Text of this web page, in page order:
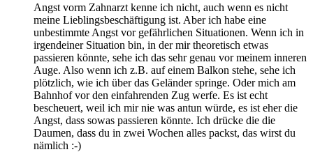
Angst vorm Zahnarzt kenne ich nicht, auch wenn es nicht
meine Lieblingsbeschäftigung ist. Aber ich habe eine
unbestimmte Angst vor gefährlichen Situationen. Wenn ich in
irgendeiner Situation bin, in der mir theoretisch etwas
passieren könnte, sehe ich das sehr genau vor meinem inneren
Auge. Also wenn ich z.B. auf einem Balkon stehe, sehe ich
plötzlich, wie ich über das Geländer springe. Oder mich am
Bahnhof vor den einfahrenden Zug werfe. Es ist echt
bescheuert, weil ich mir nie was antun würde, es ist eher die
Angst, dass sowas passieren könnte. Ich drücke die die
Daumen, dass du in zwei Wochen alles packst, das wirst du
nämlich :-)